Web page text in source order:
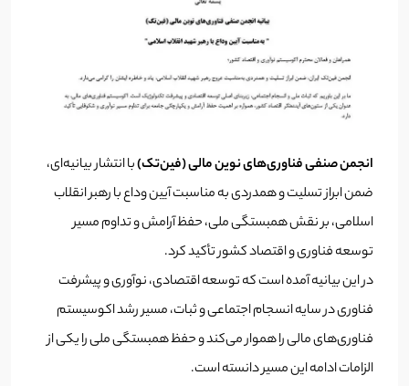
انجمن صنفی فناوری‌های نوین مالی (فین‌تک)با انتشار بیانیه‌ای،
ضمن ابراز تسلیت و همدردی به مناسبت آیین وداع با رهبر انقلاب
اسلامی، بر نقش همبستگی ملی، حفظ آرامش و تداوم مسیر
توسعه فناوری و اقتصاد کشور تأکید کرد.
در این بیانیه آمده است که توسعه اقتصادی، نوآوری و پیشرفت
فناوری در سایه انسجام اجتماعی و ثبات، مسیر رشد اکوسیستم
فناوری‌های مالی را هموار می‌کند و حفظ همبستگی ملی را یکی از
الزامات ادامه این مسیر دانسته است.